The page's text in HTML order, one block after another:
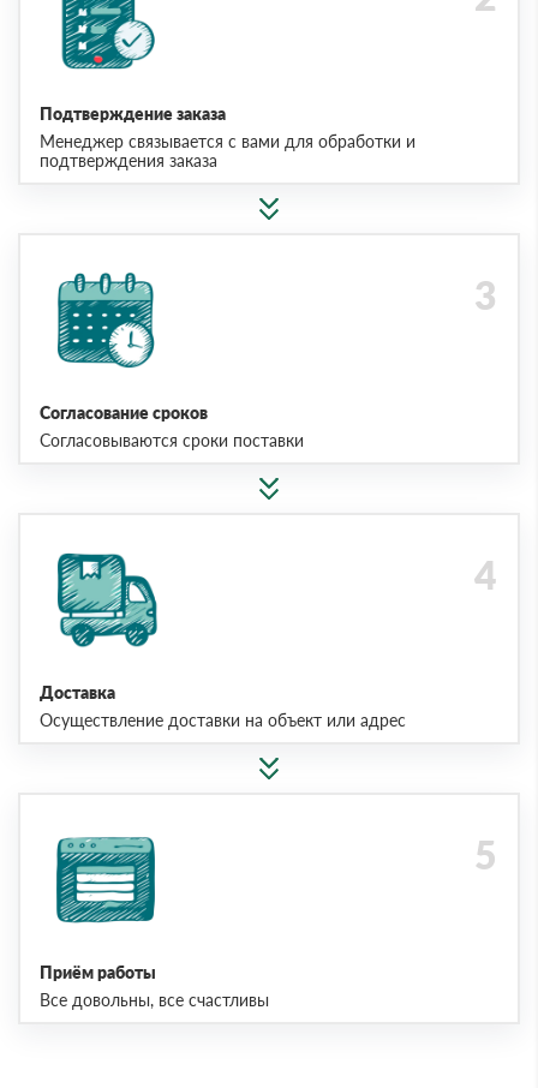
Подтверждение заказа
Менеджер связывается с вами для обработки и
подтверждения заказа
Согласование сроков
Согласовываются сроки поставки
Доставка
Осуществление доставки на объект или адрес
Приём работы
Все довольны, все счастливы